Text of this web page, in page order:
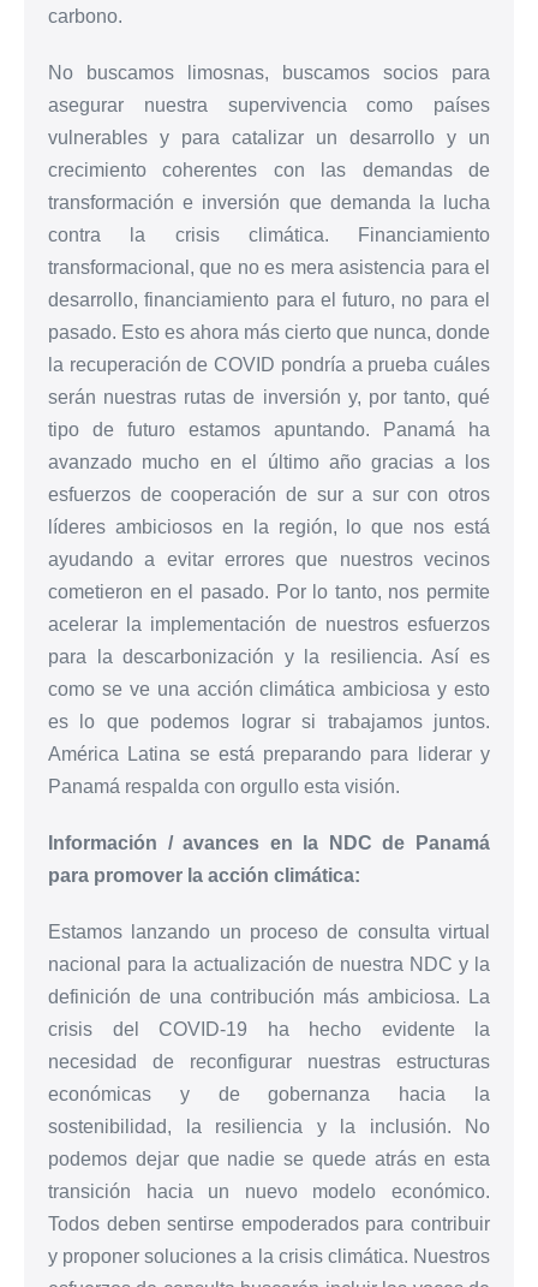
carbono.
No buscamos limosnas, buscamos socios para
asegurar nuestra supervivencia como países
vulnerables y para catalizar un desarrollo y un
crecimiento coherentes con las demandas de
transformación e inversión que demanda la lucha
contra la crisis climática. Financiamiento
transformacional, que no es mera asistencia para el
desarrollo, financiamiento para el futuro, no para el
pasado. Esto es ahora más cierto que nunca, donde
la recuperación de COVID pondría a prueba cuáles
serán nuestras rutas de inversión y, por tanto, qué
tipo de futuro estamos apuntando. Panamá ha
avanzado mucho en el último año gracias a los
esfuerzos de cooperación de sur a sur con otros
líderes ambiciosos en la región, lo que nos está
ayudando a evitar errores que nuestros vecinos
cometieron en el pasado. Por lo tanto, nos permite
acelerar la implementación de nuestros esfuerzos
para la descarbonización y la resiliencia. Así es
como se ve una acción climática ambiciosa y esto
es lo que podemos lograr si trabajamos juntos.
América Latina se está preparando para liderar y
Panamá respalda con orgullo esta visión.
Información / avances en la NDC de Panamá
para promover la acción climática:
Estamos lanzando un proceso de consulta virtual
nacional para la actualización de nuestra NDC y la
definición de una contribución más ambiciosa. La
crisis del COVID-19 ha hecho evidente la
necesidad de reconfigurar nuestras estructuras
económicas y de gobernanza hacia la
sostenibilidad, la resiliencia y la inclusión. No
podemos dejar que nadie se quede atrás en esta
transición hacia un nuevo modelo económico.
Todos deben sentirse empoderados para contribuir
y proponer soluciones a la crisis climática. Nuestros